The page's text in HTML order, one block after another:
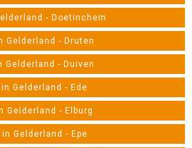
- Doetinchem
Gelderland - Druten
Gelderland - Duiven
Gelderland - Ede
Gelderland - Elburg
in Gelderland - Epe